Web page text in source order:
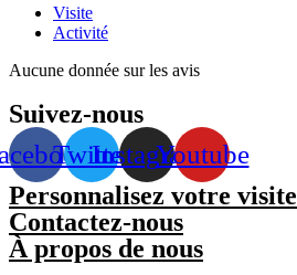
Visite
Activité
Aucune donnée sur les avis
Suivez-nous
TwitterInstagramYoutube
Personnalisez votre visite
Contactez-nous
À propos de nous